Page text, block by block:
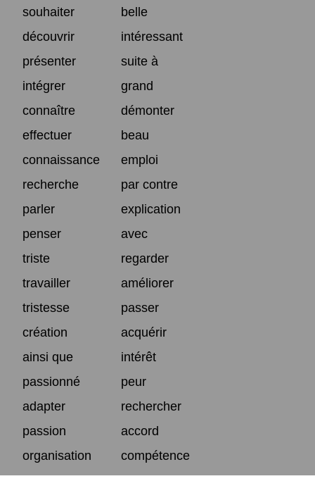
souhaiter
belle
découvrir
intéressant
présenter
suite à
intégrer
grand
connaître
démonter
effectuer
beau
connaissance
emploi
recherche
par contre
parler
explication
penser
avec
triste
regarder
travailler
améliorer
tristesse
passer
création
acquérir
ainsi que
intérêt
passionné
peur
adapter
rechercher
passion
accord
organisation
compétence